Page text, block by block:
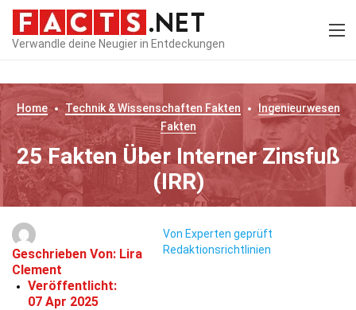
Verwandle deine Neugier in Entdeckungen
Home Technik & Wissenschaften Fakten
Ingenieurwesen
Fakten
25 Fakten Über Interner Zinsfuß
(IRR)
Geschrieben Von: Lira
Clement
Veröffentlicht:
07 Apr 2025
Von Experten geprüft
Redaktionsrichtlinien